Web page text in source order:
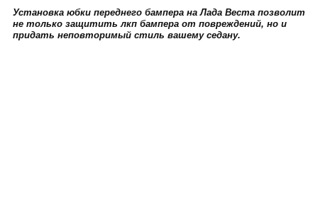
Установка юбки переднего бампера на Лада Веста позволит
не только защитить лкп бампера от повреждений, но и
придать неповторимый стиль вашему седану.